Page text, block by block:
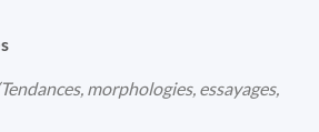
morphologies, essayages,